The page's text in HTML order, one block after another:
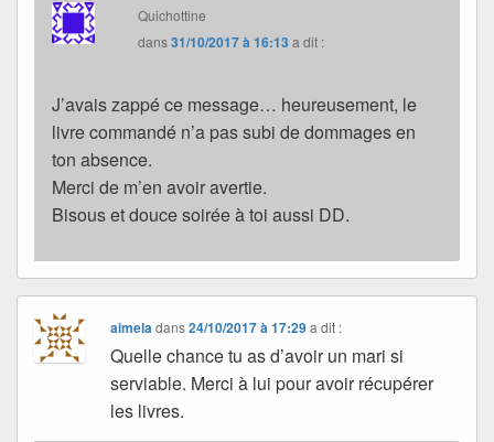
Quichottine
dans31/10/2017 à 16:13 a dit :
J’avais zappé ce message… heureusement, le
livre commandé n’a pas subi de dommages en
ton absence.
Merci de m’en avoir avertie.
Bisous et douce soirée à toi aussi DD.
aimela dans24/10/2017 à 17:29 a dit :
Quelle chance tu as d’avoir un mari si
serviable. Merci à lui pour avoir récupérer
les livres.